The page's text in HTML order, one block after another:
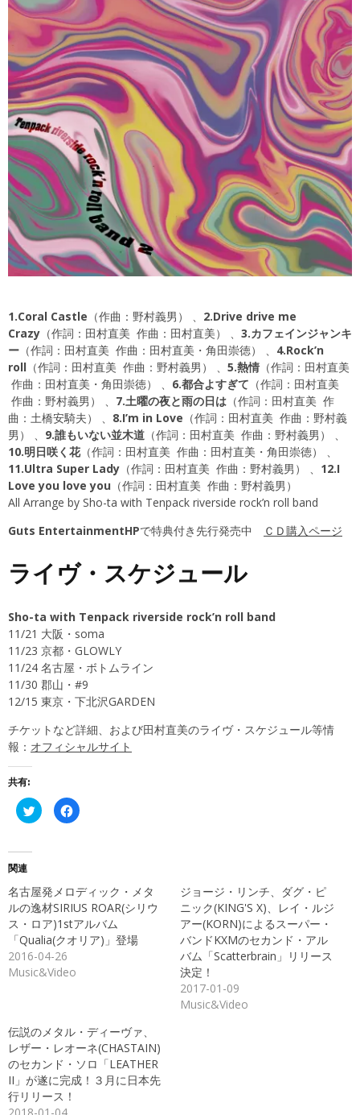
1.Coral Castle （作曲：野村義男） 、 2.Drive drive me
Crazy （作詞：田村直美 作曲：田村直美） 、 3.カフェインジャンキ
ー （作詞：田村直美 作曲：田村直美・角田崇徳） 、 4.Rock’n
roll （作詞：田村直美 作曲：野村義男） 、 5.熱情 （作詞：田村直美
作曲：田村直美・角田崇徳） 、 6.都合よすぎて （作詞：田村直美
作曲：野村義男） 、 7.土曜の夜と雨の日は （作詞：田村直美 作
曲：土橋安騎夫） 、 8.I’m in Love （作詞：田村直美 作曲：野村義
男） 、 9.誰もいない並木道 （作詞：田村直美 作曲：野村義男） 、
10.明日咲く花（作詞：田村直美 作曲：田村直美・角田崇徳） 、
11.Ultra Super Lady （作詞：田村直美 作曲：野村義男） 、 12.I
Love you love you （作詞：田村直美 作曲：野村義男）
All Arrange by Sho-ta with Tenpack riverside rock’n roll band
Guts EntertainmentHPで特典付き先行発売中 ＣＤ購入ページ
ライヴ・スケジュール
Sho-ta with Tenpack riverside rock’n roll band
11/21 大阪・soma
11/23 京都・GLOWLY
11/24 名古屋・ボトムライン
11/30 郡山・#9
12/15 東京・下北沢GARDEN
チケットなど詳細、および田村直美のライヴ・スケジュール等情
報： オフィシャルサイト
共有:
ク
リ
共
有
(新
し
い
ウ
ィ
ン
ド
ウ
Facebook
で
ク
リ
ッ
ク
し
て
く
い
ン
ウ
で
開
き
ま
関連
名古屋発メロディック・メタ
ルの逸材SIRIUS ROAR(シリウ
ス・ロア)1stアルバム
「Qualia(クオリア)」登場
2016-04-26
Music&Video
ジョージ・リンチ、ダグ・ピ
ニック(KING'S X)、レイ・ルジ
アー(KORN)によるスーパー・
バンドKXMのセカンド・アル
バム「Scatterbrain」リリース
決定！
2017-01-09
Music&Video
伝説のメタル・ディーヴァ、
レザー・レオーネ(CHASTAIN)
のセカンド・ソロ「LEATHER
II」が遂に完成！３月に日本先
行リリース！